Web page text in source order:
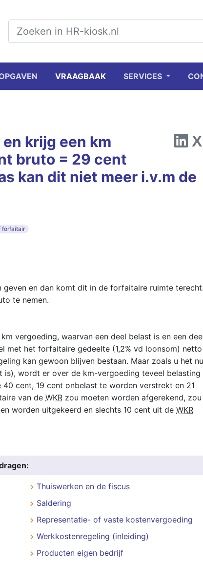
VRAAGBAAK SERVICES
krijg een km
bruto = 29 cent
kan dit niet meer i.v.m de
forfaitair
en dan komt dit in de forfaitaire ruimte terecht.
te nemen.
vergoeding, waarvan een deel belast is en een
met het forfaitaire gedeelte (1,2% vd loonsom) netto
kan gewoon blijven bestaan. Maar zoals u het nu
wordt er over de km-vergoeding teveel belasting
cent, 19 cent onbelast te worden verstrekt en 21
van de WKR zou moeten worden afgerekend, zou
worden uitgekeerd en slechts 10 cent uit de WKR
Thuiswerken en de fiscus
Saldering
Representatie- of vaste kostenvergoeding
Werkkostenregeling (inleiding)
Producten eigen bedrijf